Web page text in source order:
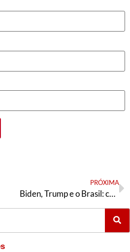
PRÓXIMA
Biden, Trump e o Brasil: certezas eleitorais, incertezas políticas e ilusões à distância?